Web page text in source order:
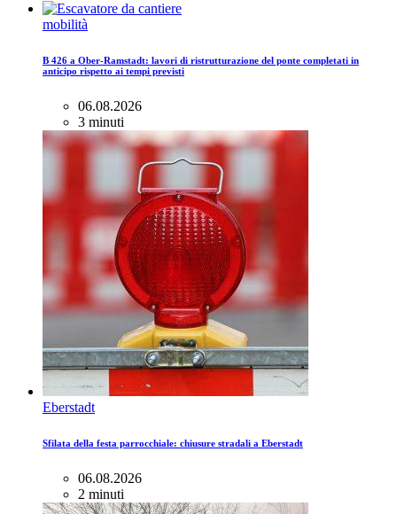
mobilità
B 426 a Ober-Ramstadt: lavori di ristrutturazione del ponte completati in
anticipo rispetto ai tempi previsti
06.08.2026
3 minuti
Eberstadt
Sfilata della festa parrocchiale: chiusure stradali a Eberstadt
06.08.2026
2 minuti